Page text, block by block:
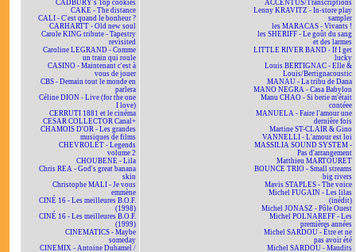
CADBURY's Top cookies
CAKE - The distance
CALI - C'est quand le bonheur ?
CARHARTT - Old new soul
Carole KING tribute - Tapestry
revisited
Caroline LEGRAND - Comme
un train qui roule
CASINO - Maintenant c'est à
vous de jouer
CBS - Demain tout le monde en
parlera
Céline DION - Live (for the one
I love)
CERRUTI 1881 et le cinéma
CESAR COLLECTOR Canal+
CHAMOIS D'OR - Les grandes
musiques de films
CHEVROLET - Legends
volume 2
CHOUBENE - Lila
Chris REA - God's great banana
skin
Christophe MALI - Je vous
emmène
CINÉ 16 - Les meilleures B.O.F.
(1998)
CINÉ 16 - Les meilleures B.O.F.
(1999)
CINEMATICS - Maybe
someday
CINEMIX - Antoine Duhamel /
ACCENTUS/Transcriptions
Lenny KRAVITZ - In-store play
sampler
les MARACAS - Vivants !
les SHERIFF - Le goût du sang
et des larmes
LITTLE RIVER BAND - If I get
lucky
Louis BERTIGNAC - Elle &
Louis/Bertignacoustic
MANAU - La tribu de Dana
MANO NEGRA - Casa Babylon
Manu CHAO - Si berie m'était
contéee
MANUELA - Faire l'amour une
dernière fois
Martine ST-CLAIR & Gino
VANNELLI - L'amour est loi
MASSILIA SOUND SYSTEM -
Pas d'arrangement
Matthieu MARTOURET
BOUNCE TRIO - Small streams
big rivers
Mavis STAPLES - The voice
Michel FUGAIN - Les lilas
(inédit)
Michel JONASZ - Pôle Ouest
Michel POLNAREFF - Les
premières années
Michel SARDOU - Être et ne
pas avoir été
Michel SARDOU - Maudits